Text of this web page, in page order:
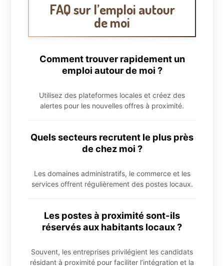
FAQ sur l’emploi autour
de moi
Comment trouver rapidement un
emploi autour de moi ?
Utilisez des plateformes locales et créez des
alertes pour les nouvelles offres à proximité.
Quels secteurs recrutent le plus près
de chez moi ?
Les domaines administratifs, le commerce et les
services offrent régulièrement des postes locaux.
Les postes à proximité sont-ils
réservés aux habitants locaux ?
Souvent, les entreprises privilégient les candidats
résidant à proximité pour faciliter l’intégration et la